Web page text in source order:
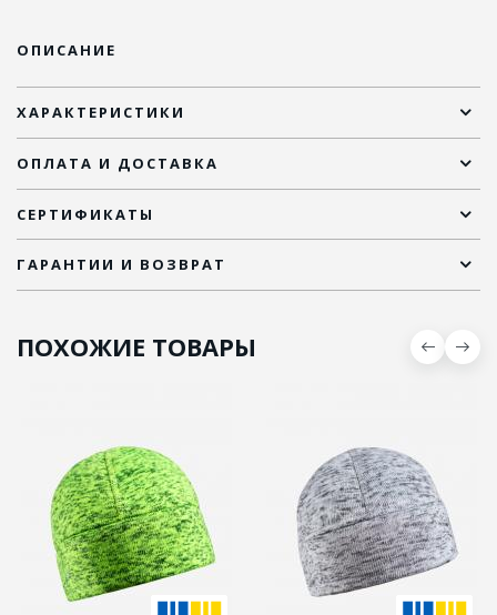
ОПИСАНИЕ
ХАРАКТЕРИСТИКИ
ОПЛАТА И ДОСТАВКА
СЕРТИФИКАТЫ
ГАРАНТИИ И ВОЗВРАТ
ПОХОЖИЕ ТОВАРЫ